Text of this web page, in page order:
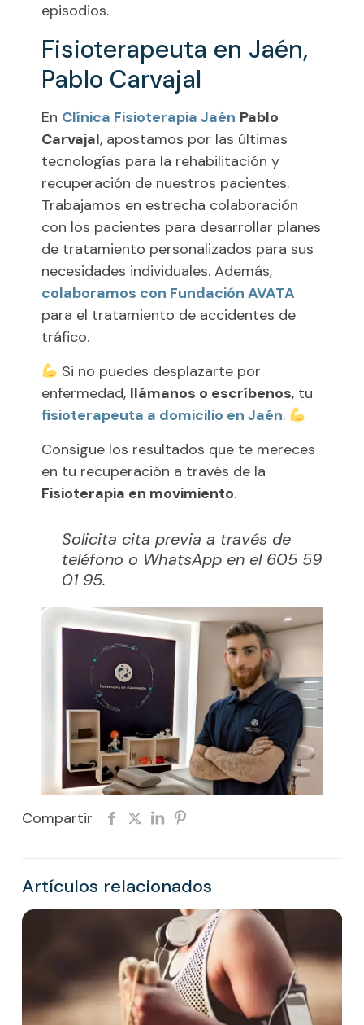
episodios.
Fisioterapeuta en Jaén,
Pablo Carvajal
En Clínica Fisioterapia Jaén Pablo
Carvajal, apostamos por las últimas
tecnologías para la rehabilitación y
recuperación de nuestros pacientes.
Trabajamos en estrecha colaboración
con los pacientes para desarrollar planes
de tratamiento personalizados para sus
necesidades individuales. Además,
colaboramos con Fundación AVATA
para el tratamiento de accidentes de
tráfico.
Si no puedes desplazarte por
enfermedad, llámanos o escríbenos, tu
fisioterapeuta a domicilio en Jaén.
Consigue los resultados que te mereces
en tu recuperación a través de la
Fisioterapia en movimiento.
Solicita cita previa a través de
teléfono o WhatsApp en el 605 59
01 95.
Compartir
Artículos relacionados